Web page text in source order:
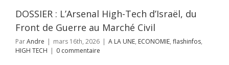
DOSSIER : L’Arsenal High-Tech d’Israël, du
Front de Guerre au Marché Civil
ParAndre | mars 16th, 2026 | A LA UNE, ECONOMIE, flashinfos,
HIGH TECH | 0 commentaire